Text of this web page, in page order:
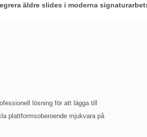
äldre slides i moderna
lösning för att lägga till
plattformsoberoende mjukvara på